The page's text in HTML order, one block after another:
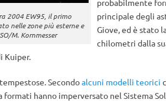
2004 EW95, il primo
nelle zone più esterne e
M. Kornmesser
probabilmente
principale degli
Giove, ed è stato
chilometri dalla
Kuiper.
Secondoalcuni modelli teorici
hanno imperversato nel Sistema